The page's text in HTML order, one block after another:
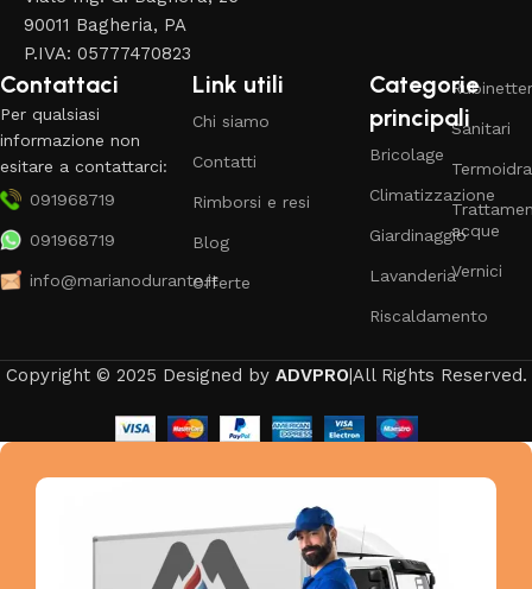
90011 Bagheria, PA
P.IVA: 05777470823
Contattaci
Per qualsiasi
informazione non
esitare a contattarci:
091968719
091968719
info@marianodurante.it
Link utili
Chi siamo
Contatti
Rimborsi e resi
Blog
Offerte
Categorie
principali
Bricolage
Climatizzazione
Giardinaggio
Lavanderia
Riscaldamento
Sanitari
acque
Vernici
Copyright © 2025 Designed by ADVPRO|All Rights Reserved.